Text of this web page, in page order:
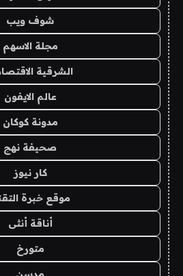
شوف ويب
مجلة الاسهم
الشرقية
عالم الايفون
مدونة كوكان
صحيفة نهج
كار نيوز
موقع خبرة
أناقة أنثى
متورخ